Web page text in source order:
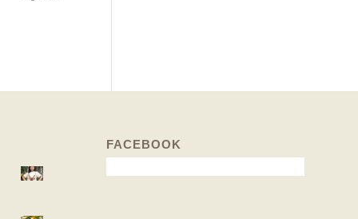
FACEBOOK